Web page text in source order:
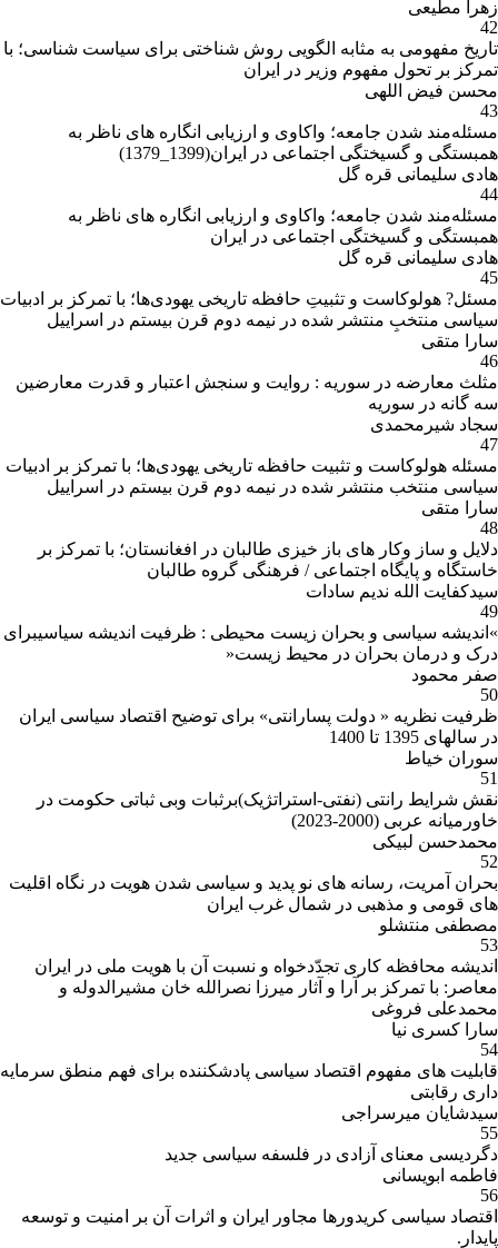
زهرا مطیعی
42
تاریخ مفهومی به مثابه الگویی روش شناختی برای سیاست شناسی؛ با
تمرکز بر تحول مفهوم وزیر در ایران
محسن فیض اللهی
43
مسئله‌مند شدن جامعه؛ واکاوی و ارزیابی انگاره های ناظر به
همبستگی و گسیختگی اجتماعی در ایران(1399_1379)
هادی سلیمانی قره گل
44
مسئله‌مند شدن جامعه؛ واکاوی و ارزیابی انگاره های ناظر به
همبستگی و گسیختگی اجتماعی در ایران
هادی سلیمانی قره گل
45
مسئل? هولوکاست و تثبیتِ حافظه تاریخی یهودی‌ها؛ با تمرکز بر ادبیات
سیاسی منتخبِ منتشر شده در نیمه دوم قرن بیستم در اسراییل
سارا متقی
46
مثلث معارضه در سوریه : روایت و سنجش اعتبار و قدرت معارضین
سه گانه در سوریه
سجاد شیرمحمدی
47
مسئله هولوکاست و تثبیت حافظه تاریخی یهودی‌ها؛ با تمرکز بر ادبیات
سیاسی منتخب منتشر شده در نیمه دوم قرن بیستم در اسراییل
سارا متقی
48
دلایل و ساز وکار های باز خیزی طالبان در افغانستان؛ با تمرکز بر
خاستگاه و پایگاه اجتماعی / فرهنگی گروه طالبان
سیدکفایت الله ندیم سادات
49
»اندیشه سیاسی و بحران زیست محیطی : ظرفیت اندیشه سیاسیبرای
درک و درمان بحران در محیط زیست«
صفر محمود
50
ظرفیت نظریه « دولت پسارانتی» برای توضیح اقتصاد سیاسی ایران
در سالهای 1395 تا 1400
سوران خیاط
51
نقش شرایط رانتی (نفتی-استراتژیک)برثبات وبی ثباتی حکومت در
خاورمیانه عربی (2000-2023)
محمدحسن لبیکی
52
بحران آمریت، رسانه های نو پدید و سیاسی شدن هویت در نگاه اقلیت
های قومی و مذهبی در شمال غرب ایران
مصطفی منتشلو
53
اندیشه محافظه کاری تجدّدخواه و نسبت آن با هویت ملی در ایران
معاصر: با تمرکز بر آرا و آثار میرزا نصرالله خان مشیرالدوله و
محمدعلی فروغی
سارا کسری نیا
54
قابلیت های مفهوم اقتصاد سیاسی پادشکننده برای فهم منطق سرمایه
داری رقابتی
سیدشایان میرسراجی
55
دگردیسی معنای آزادی در فلسفه سیاسی جدید
فاطمه ابویسانی
56
اقتصاد سیاسی کریدورها مجاور ایران و اثرات آن بر امنیت و توسعه
پایدار.